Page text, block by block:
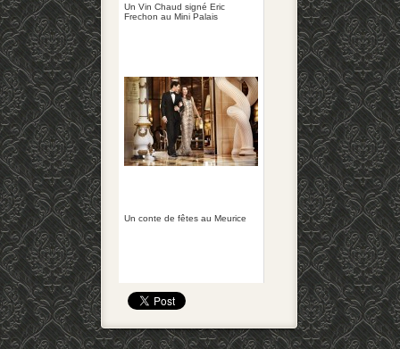
Un Vin Chaud signé Eric
Frechon au Mini Palais
Un conte de fêtes au Meurice